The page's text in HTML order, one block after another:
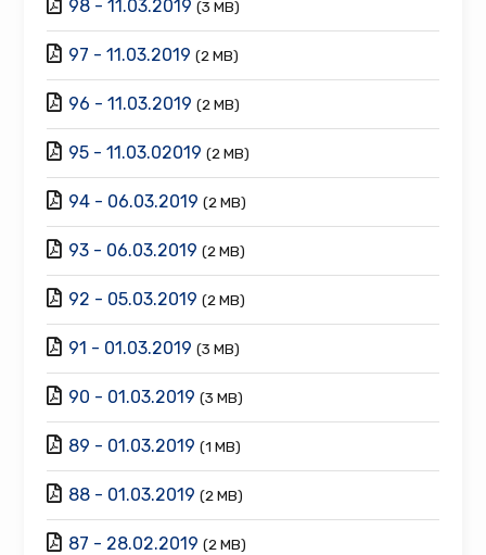
98 - 11.03.2019 (3 MB)
97 - 11.03.2019 (2 MB)
96 - 11.03.2019 (2 MB)
95 - 11.03.02019 (2 MB)
94 - 06.03.2019 (2 MB)
93 - 06.03.2019 (2 MB)
92 - 05.03.2019 (2 MB)
91 - 01.03.2019 (3 MB)
90 - 01.03.2019 (3 MB)
89 - 01.03.2019 (1 MB)
88 - 01.03.2019 (2 MB)
87 - 28.02.2019 (2 MB)